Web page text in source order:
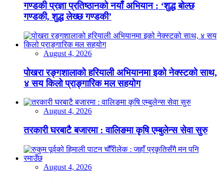
गण्डकी प्रज्ञा प्रतिष्ठानको नयाँ अभियान : ‘शुद्ध बोल्छ
गण्डकी, शुद्ध लेख्छ गण्डकी’
August 4, 2026
पोखरा रङ्गशालाको हरियाली अभियानमा इको नेक्स्टको साथ,
४ सय किलो प्राङ्गारिक मल सहयोग
August 4, 2026
तरकारी घरबाटै बजारमा : वालिङमा कृषि एम्बुलेन्स सेवा सुरु
August 4, 2026